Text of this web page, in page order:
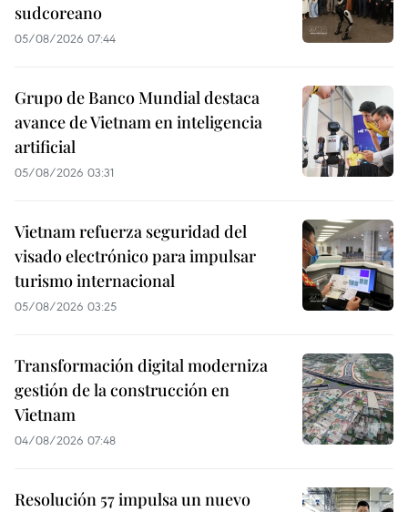
sudcoreano
05/08/2026 07:44
Grupo de Banco Mundial destaca
avance de Vietnam en inteligencia
artificial
05/08/2026 03:31
Vietnam refuerza seguridad del
visado electrónico para impulsar
turismo internacional
05/08/2026 03:25
Transformación digital moderniza
gestión de la construcción en
Vietnam
04/08/2026 07:48
Resolución 57 impulsa un nuevo